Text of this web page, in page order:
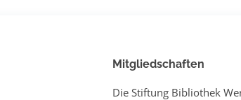
Mitgliedschaften
Die Stiftung Bibliothek